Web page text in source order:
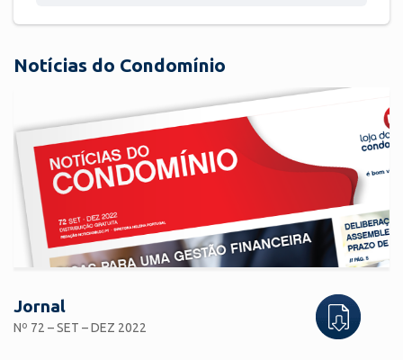
Notícias do Condomínio
Jornal
Nº 72 – SET – DEZ 2022